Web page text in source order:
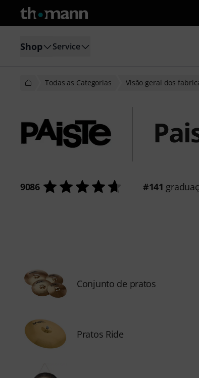
Shop Service
Todas as Categorias Visão geral dos
9086 #141
Conjunto de pratos
Pratos Ride